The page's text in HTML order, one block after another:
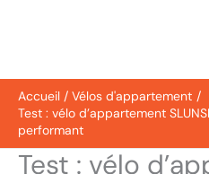
Accueil
Vélos d'appartement
Test : vélo d’appartement
performant
Test : vélo